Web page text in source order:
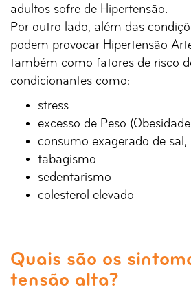
adultos sofre de Hipertensão.
Por outro lado, além das
podem provocar Hipertensão
também como fatores de risco
condicionantes como:
stress
excesso de Peso
consumo exagerado de
tabagismo
sedentarismo
colesterol elevado
Quais são os
tensão alta?